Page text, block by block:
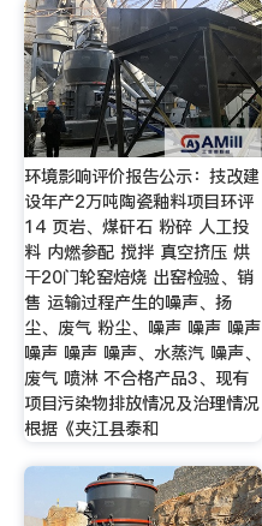
环境影响评价报告公示：技改建
设年产2万吨陶瓷釉料项目环评
14 页岩、煤矸石 粉碎 人工投
料 内燃参配 搅拌 真空挤压 烘
干20门轮窑焙烧 出窑检验、销
售 运输过程产生的噪声、扬
尘、废气 粉尘、噪声 噪声 噪声
噪声 噪声 噪声、水蒸汽 噪声、
废气 喷淋 不合格产品3、现有
项目污染物排放情况及治理情况
根据《夹江县泰和